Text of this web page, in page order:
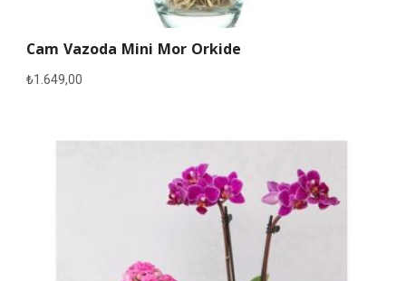
Cam Vazoda Mini Mor Orkide
₺1.649,00